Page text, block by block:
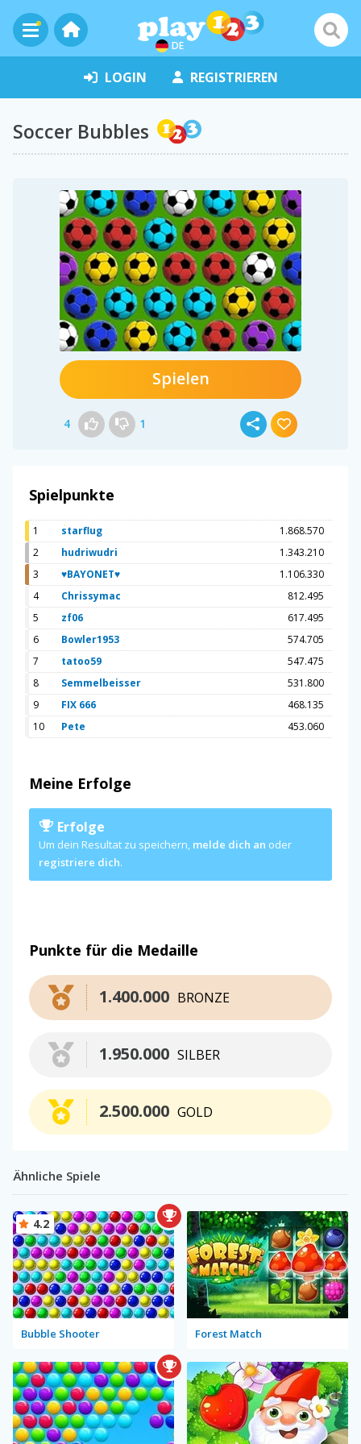
DE
LOGIN REGISTRIEREN
Soccer Bubbles
Spielen
4 1
Spielpunkte
1 starflug
1.868.570
2
hudriwudri
1.343.210
3
♥BAYONET♥
1.106.330
4
Chrissymac
812.495
5
zf06
617.495
6
Bowler1953
574.705
7
tatoo59
547.475
8
Semmelbeisser
531.800
9
FIX 666
468.135
10
Pete 453.060
Meine Erfolge
Erfolge
Um dein Resultat zu speichern, melde dich an oder
registriere dich.
Punkte für die Medaille
BRONZE
1.400.000
SILBER
1.950.000
GOLD
2.500.000
Ähnliche Spiele
Bubble Shooter
4.2
Forest Match